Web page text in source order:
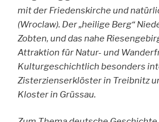
mit der Friedenskirche und
(Wroclaw). Der „heilige Berg“
Zobten, und das nahe
Attraktion für Natur- und
Kulturgeschichtlich besonders
Zisterzienserklöster in Treibnitz
Kloster in Grüssau.